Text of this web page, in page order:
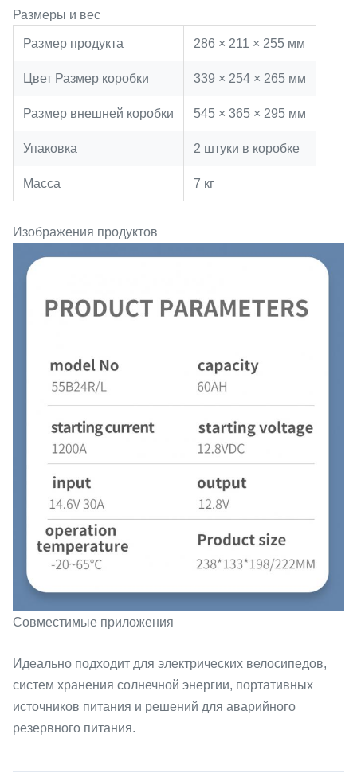
Размеры и вес
Размер продукта 286 × 211 × 255 мм
Цвет Размер коробки 339 × 254 × 265 мм
Размер внешней коробки 545 × 365 × 295 мм
Упаковка 2 штуки в коробке
Масса 7 кг
Изображения продуктов
Совместимые приложения
Идеально подходит для электрических велосипедов,
систем хранения солнечной энергии, портативных
источников питания и решений для аварийного
резервного питания.